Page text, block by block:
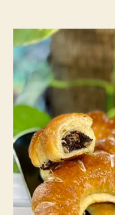
הונגרי
לסהרונים
במילוי
ואגוזים